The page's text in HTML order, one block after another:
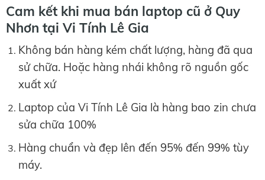
Cam kết khi mua bán laptop cũ ở Quy
Nhơn tại Vi Tính Lê Gia
Không bán hàng kém chất lượng, hàng đã qua
sử chữa. Hoặc hàng nhái không rõ nguồn gốc
xuất xứ
Laptop của Vi Tính Lê Gia là hàng bao zin chưa
sửa chữa 100%
Hàng chuẩn và đẹp lên đến 95% đến 99% tùy
máy.